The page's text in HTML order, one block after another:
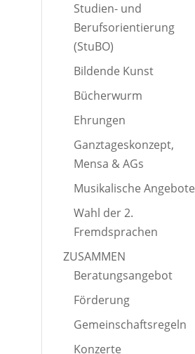
Studien- und
Berufsorientierung
(StuBO)
Bildende Kunst
Bücherwurm
Ehrungen
Ganztageskonzept,
Mensa & AGs
Musikalische Angebote
Wahl der 2.
Fremdsprachen
ZUSAMMEN
Beratungsangebot
Förderung
Gemeinschaftsregeln
Konzerte